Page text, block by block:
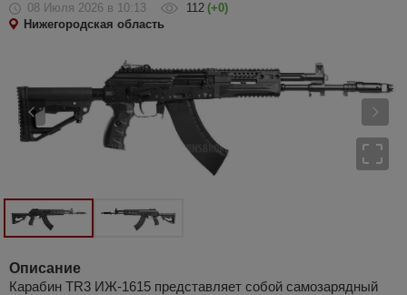
08 Июля 2026 в 10:13 112 (+0)
Нижегородская область
Описание
Карабин TR3 ИЖ-1615 представляет собой самозарядный